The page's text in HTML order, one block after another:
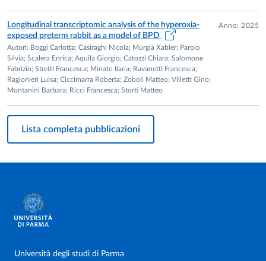
1999
Stage Post-Laurea
Centre Médical Universitaire, Genève (Svizzera)
Studio dell’interazione della proteina X del virus dell’epatite
B con proteine umane mediante tecnologia del “doppio
ibrido” in lievito.
Riconoscimenti per la rilevanza scientifica delle
Falculty of 1000 ha segnalato due articoli pubblicati da
Barbara Montanini: "The genome sequence of Laccaria
bicolor provides insights into mycorrhizal symbiosis" e "A
confers plant manganese tolerance"
Longitudinal transcriptomic analysis of the hyperoxia-
exposed preterm rabbit as a model of BPD
Autori: Boggi Carlotta; Casiraghi Nicola; Murgia Xabier; Parolo
Silvia; Scalera Enrica; Aquila Giorgio; Catozzi Chiara; Salomone
Fabrizio; Stretti Francesca; Minato Ilaria; Ravanetti Francesca;
Ragionieri Luisa; Ciccimarra Roberta; Zoboli Matteo; Villetti Gino;
Montanini Barbara; Ricci Francesca; Storti Matteo
Anno: 2025
Lista completa pubblicazioni
Università degli studi di Parma